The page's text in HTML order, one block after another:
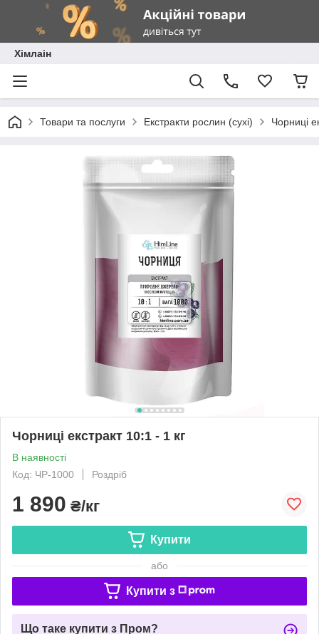
Хімлаін
Товари та послуги Екстракти рослин (сухі) Чорниці
Чорниці екстракт 10:1 - 1 кг
В наявності
Код: ЧР-1000
Роздріб
1 890 ₴/кг
Купити
або
Купити з
Що таке купити з Пром?